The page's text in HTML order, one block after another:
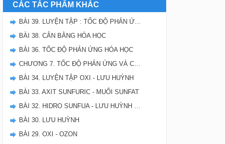
CÁC TÁC PHẨM KHÁC
BÀI 39. LUYỆN TẬP : TỐC ĐỘ PHẢN ỨNG VÀ CÂN BẰNG HÓA HỌC
BÀI 38. CÂN BẰNG HÓA HỌC
BÀI 36. TỐC ĐỘ PHẢN ỨNG HÓA HỌC
CHƯƠNG 7. TỐC ĐỘ PHẢN ỨNG VÀ CÂN BẰNG HÓA HỌC - SBT HÓA 10
BÀI 34. LUYỆN TẬP OXI - LƯU HUỲNH
BÀI 33. AXIT SUNFURIC - MUỐI SUNFAT
BÀI 32. HIDRO SUNFUA - LƯU HUỲNH DIOXIT - LƯU HUYNH TRIOXIT
BÀI 30. LƯU HUỲNH
BÀI 29. OXI - OZON